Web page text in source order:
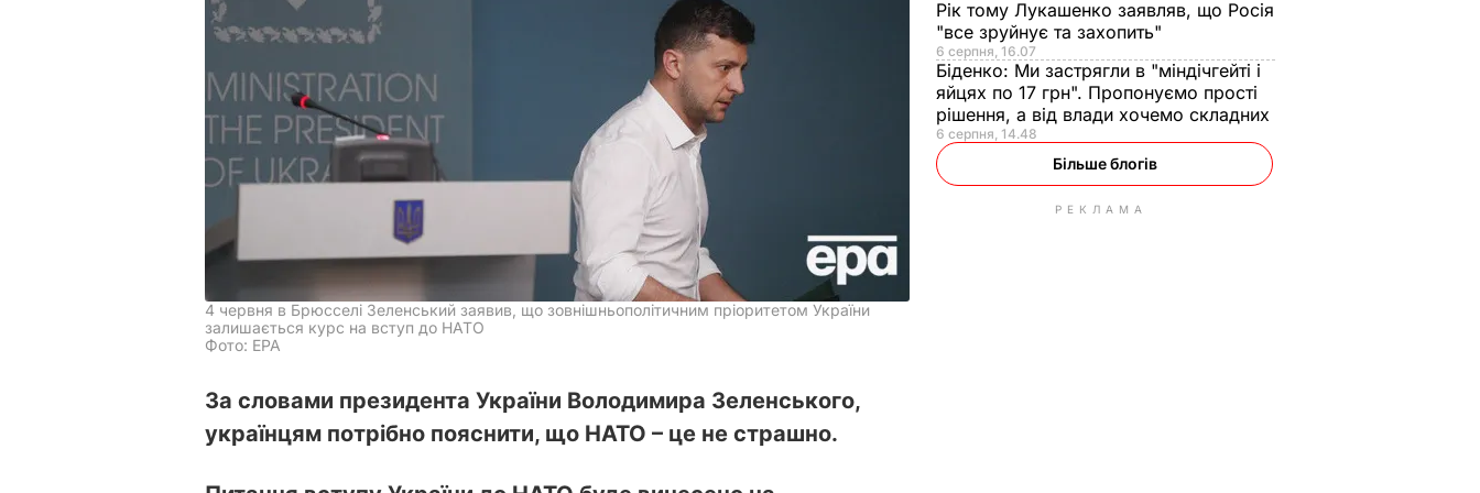
4 червня в Брюсселі Зеленський заявив, що зовнішньополітичним пріоритетом України
залишається курс на вступ до НАТО
Фото: ЕРА
За словами президента України Володимира Зеленського,
українцям потрібно пояснити, що НАТО – це не страшно.
Рік тому Лукашенко заявляв, що Росія
"все зруйнує та захопить"
6 серпня, 16.07
Біденко: Ми застрягли в "міндічгейті і
яйцях по 17 грн". Пропонуємо прості
рішення, а від влади хочемо складних
6 серпня, 14.48
Більше блогів
РЕКЛАМА